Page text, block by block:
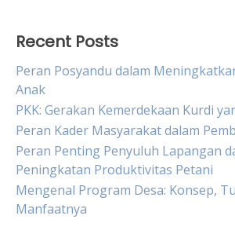
Recent Posts
Peran Posyandu dalam
Anak
PKK: Gerakan Kemerdekaan Kurdi
Peran Kader Masyarakat dalam
Peran Penting Penyuluh Lapangan
Peningkatan Produktivitas Petani
Mengenal Program Desa: Konsep,
Manfaatnya